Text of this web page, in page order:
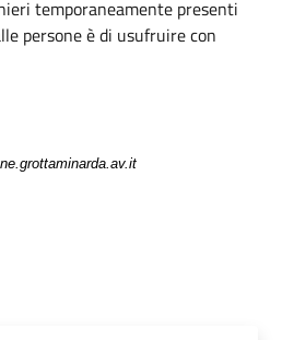
temporaneamente presenti
persone è di usufruire con